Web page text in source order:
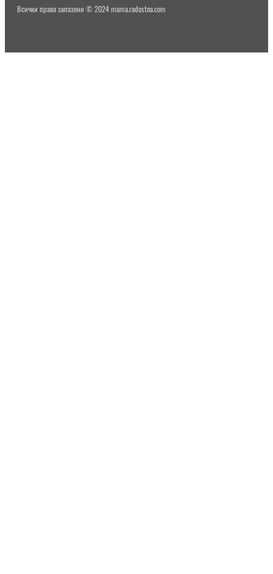
Всички права запазени © 2024 mama.radostna.com